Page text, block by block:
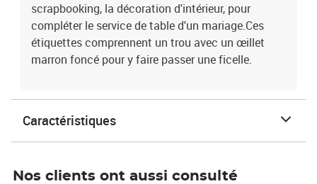
scrapbooking, la décoration d'intérieur, pour
compléter le service de table d'un mariage.Ces
étiquettes comprennent un trou avec un œillet
marron foncé pour y faire passer une ficelle.
Caractéristiques
Nos clients ont aussi consulté